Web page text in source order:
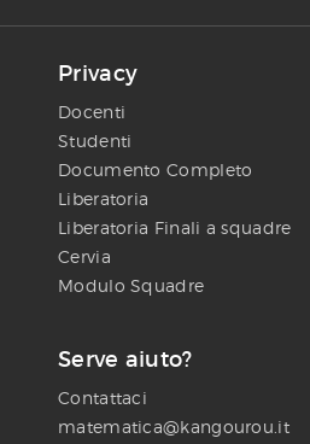
Privacy
Docenti
Studenti
Documento Completo
Liberatoria
Liberatoria Finali a squadre
Cervia
Modulo Squadre
Serve aiuto?
Contattaci
matematica@kangourou.it